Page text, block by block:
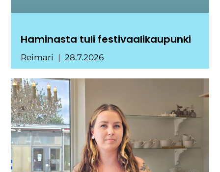
Haminasta tuli festivaalikaupunki
Reimari 28.7.2026